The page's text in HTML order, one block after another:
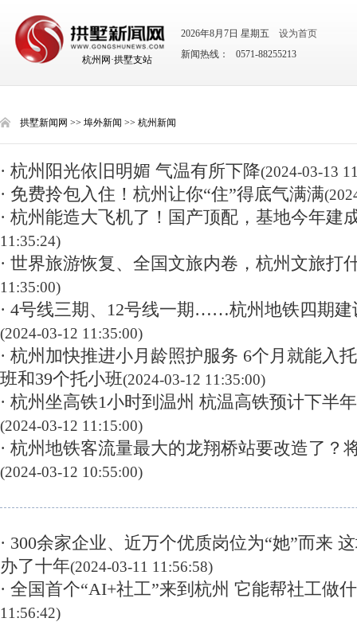
杭州网·拱墅支站
2026年8月7日 星期五
设为首页
新闻热线： 0571-88255213
拱墅新闻网 >> 埠外新闻 >> 杭州新闻
· 杭州阳光依旧明媚 气温有所下降(2024-03-13
· 免费拎包入住！杭州让你“住”得底气满满
· 杭州能造大飞机了！国产顶配，基地今年建
11:35:24)
· 世界旅游恢复、全国文旅内卷，杭州文旅打
11:35:00)
· 4号线三期、12号线一期……杭州地铁四期建
(2024-03-12 11:35:00)
· 杭州加快推进小月龄照护服务 6个月就能入
班和39个托小班(2024-03-12 11:35:00)
· 杭州坐高铁1小时到温州 杭温高铁预计下半
(2024-03-12 11:15:00)
· 杭州地铁客流量最大的龙翔桥站要改造了？
(2024-03-12 10:55:00)
· 300余家企业、近万个优质岗位为“她”而来
办了十年(2024-03-11 11:56:58)
· 全国首个“AI+社工”来到杭州 它能帮社工做
11:56:42)